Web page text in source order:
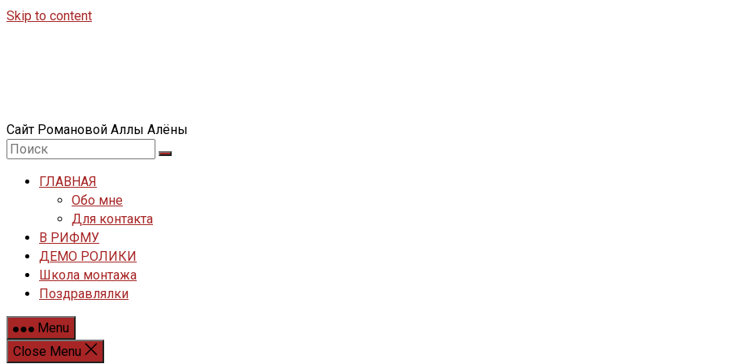
Skip to content
Сайт Романовой Аллы Алёны
ГЛАВНАЯ
Обо мне
Для контакта
В РИФМУ
ДЕМО РОЛИКИ
Школа монтажа
Поздравлялки
Menu
Close Menu